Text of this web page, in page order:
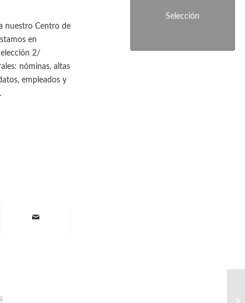
nuestro Centro de
en
2/
nóminas, altas
empleados y